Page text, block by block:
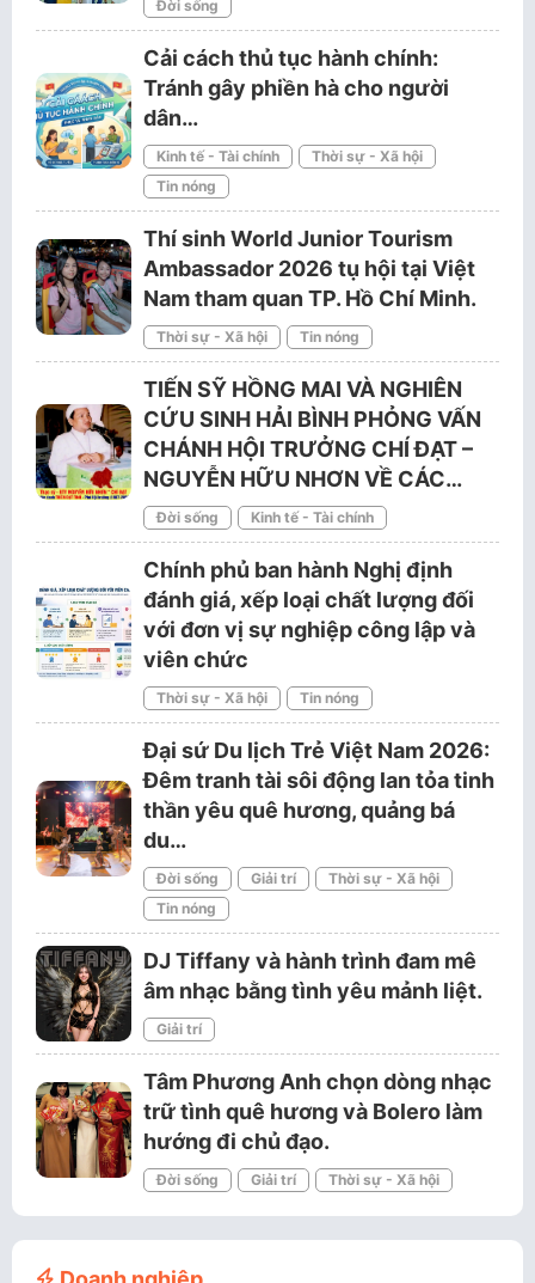
Đời sống
Cải cách thủ tục hành chính:
Tránh gây phiền hà cho người
dân…
Kinh tế - Tài chính
Thời sự - Xã hội
Tin nóng
Thí sinh World Junior Tourism
Ambassador 2026 tụ hội tại Việt
Nam tham quan TP. Hồ Chí Minh.
Thời sự - Xã hội Tin nóng
TIẾN SỸ HỒNG MAI VÀ NGHIÊN
CỨU SINH HẢI BÌNH PHỎNG VẤN
CHÁNH HỘI TRƯỞNG CHÍ ĐẠT –
NGUYỄN HỮU NHƠN VỀ CÁC…
Đời sống Kinh tế - Tài chính
Chính phủ ban hành Nghị định
đánh giá, xếp loại chất lượng đối
với đơn vị sự nghiệp công lập và
viên chức
Thời sự - Xã hội Tin nóng
Đại sứ Du lịch Trẻ Việt Nam 2026:
Đêm tranh tài sôi động lan tỏa tinh
thần yêu quê hương, quảng bá
du…
Đời sống Giải trí
Thời sự - Xã hội
Tin nóng
DJ Tiffany và hành trình đam mê
âm nhạc bằng tình yêu mảnh liệt.
Giải trí
Tâm Phương Anh chọn dòng nhạc
trữ tình quê hương và Bolero làm
hướng đi chủ đạo.
Đời sống Giải trí Thời sự - Xã hội